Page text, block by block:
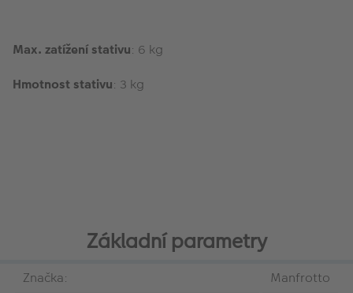
Max. zatížení stativu: 6 kg
Hmotnost stativu: 3 kg
Základní parametry
Značka:
Manfrotto